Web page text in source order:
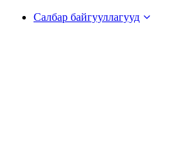
Салбар байгууллагууд